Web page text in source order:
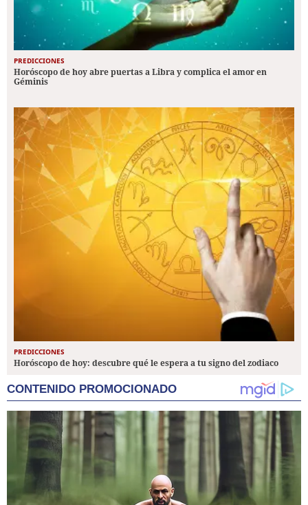
PREDICCIONES
Horóscopo de hoy abre puertas a Libra y complica el amor en
Géminis
PREDICCIONES
Horóscopo de hoy: descubre qué le espera a tu signo del zodiaco
CONTENIDO PROMOCIONADO